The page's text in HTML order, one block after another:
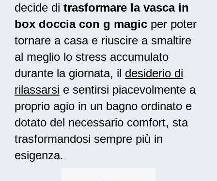
decide di trasformare la vasca in
box doccia con g magic per poter
tornare a casa e riuscire a smaltire
al meglio lo stress accumulato
durante la giornata, il desiderio di
rilassarsi e sentirsi piacevolmente a
proprio agio in un bagno ordinato e
dotato del necessario comfort, sta
trasformandosi sempre più in
esigenza.